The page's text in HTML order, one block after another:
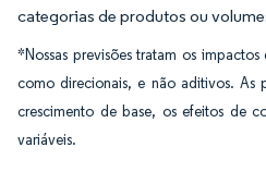
categorias de produtos ou
*Nossas previsões tratam os
como direcionais, e não aditivos. As
crescimento de base, os efeitos de
variáveis.